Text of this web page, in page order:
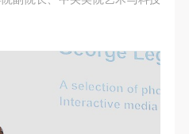
互联网上传播，同意按相
全免责协议书
加与退出、风险与责任自
参加者应有必要的风险意
互联网上传播，同意按相
全免责协议书
加与退出、风险与责任自
参加者应有必要的风险意
互联网上传播，同意按相
全免责协议书
加与退出、风险与责任自
参加者应有必要的风险意